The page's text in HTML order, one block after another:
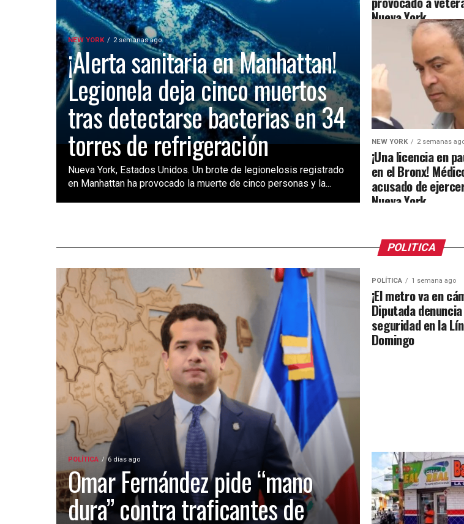
NEW YORK 2 semanas ago
¡Alerta sanitaria en Manhattan!
Legionela deja cinco muertos
tras detectarse bacterias en 34
torres de refrigeración
Nueva York, Estados Unidos. Un brote de legionelosis registrado
en Manhattan ha provocado la muerte de cinco personas y la...
Nueva York
NEW YORK 2 semanas
¡Una licencia en
en el Bronx!
acusado de
Nueva York
POLITICA
POLÍTICA 6 días ago
Omar Fernández pide “mano
dura” contra traficantes de
POLÍTICA 1 semana ago
¡El metro va en
Diputada
seguridad en la
Domingo